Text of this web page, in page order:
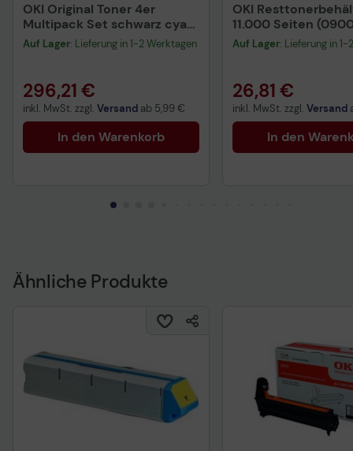
OKI Original Toner 4er
Multipack Set schwarz cyan
magenta gelb (09006260
09006261 09006262
Auf Lager: Lieferung in 1-2 Werktagen
296,21 €
inkl. MwSt. zzgl. Versand ab 5,99 €
In den Warenkorb
OKI
11.000 Seiten
Auf Lager: Lieferung in
26,81 €
inkl. MwSt. zzgl. Versand
In den
Ähnliche Produkte